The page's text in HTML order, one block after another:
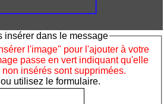
insérer dans le message
l'image" pour l'ajouter à votre
passe en vert indiquant qu'elle
insérés sont supprimées.
utilisez le formulaire.